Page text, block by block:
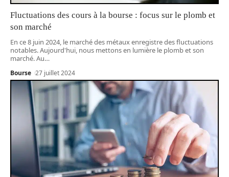
Fluctuations des cours à la bourse : focus sur le plomb et
son marché
En ce 8 juin 2024, le marché des métaux enregistre des fluctuations
notables. Aujourd'hui, nous mettons en lumière le plomb et son
marché. Au…
Bourse 27 juillet 2024